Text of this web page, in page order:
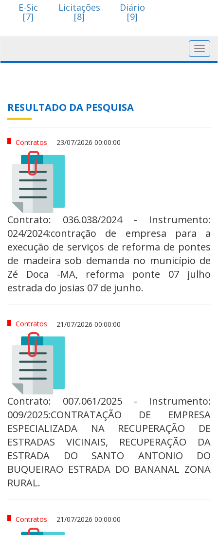
E-Sic
[7]
Licitações
[8]
Diário
[9]
RESULTADO DA PESQUISA
Contratos 23/07/2026 00:00:00
Contrato: 036.038/2024 - Instrumento:
024/2024:contração de empresa para a
execução de serviços de reforma de pontes
de madeira sob demanda no município de
Zé Doca -MA, reforma ponte 07 julho
estrada do josias 07 de junho.
Contratos 21/07/2026 00:00:00
Contrato: 007.061/2025 - Instrumento:
009/2025:CONTRATAÇÃO DE EMPRESA
ESPECIALIZADA NA RECUPERAÇÃO DE
ESTRADAS VICINAIS, RECUPERAÇÃO DA
ESTRADA DO SANTO ANTONIO DO
BUQUEIRAO ESTRADA DO BANANAL ZONA
RURAL.
Contratos 21/07/2026 00:00:00